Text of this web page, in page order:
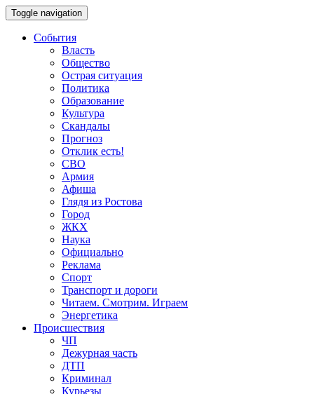
Toggle navigation
События
Власть
Общество
Острая ситуация
Политика
Образование
Культура
Скандалы
Прогноз
Отклик есть!
СВО
Армия
Афиша
Глядя из Ростова
Город
ЖКХ
Наука
Официально
Реклама
Спорт
Транспорт и дороги
Читаем. Смотрим. Играем
Энергетика
Происшествия
ЧП
Дежурная часть
ДТП
Криминал
Курьезы